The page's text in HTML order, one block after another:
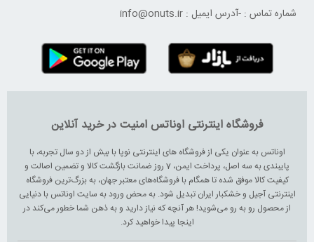
شماره تماس : -آدرس ایمیل : info@onuts.ir
فروشگاه اینترنتی اوناتس امنیت در خرید آنلاین
اوناتس به عنوان یکی از فروشگاه های اینترنتی نوپا با بیش از دو سال تجربه، با
پایبندی به سه اصل، پرداخت ایمن، 7 روز ضمانت بازگشت کالا و تضمین اصالت و
کیفیت کالا موفق شده تا همگام با فروشگاه‌های معتبر جهان، به بزرگ‌ترین فروشگاه
اینترنتی آجیل و خشکبار ایران تبدیل شود. به محض ورود به سایت اوناتس با دنیایی
از محصول رو به رو می‌شوید! هر آنچه که نیاز دارید و به ذهن شما خطور می‌کند در
اینجا پیدا خواهید کرد.